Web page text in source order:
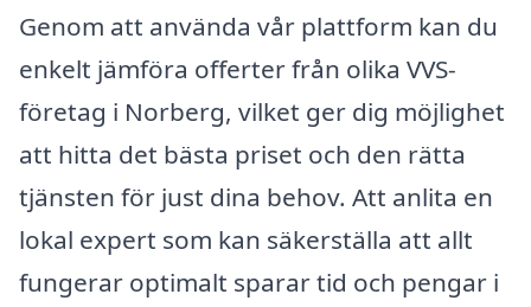
Genom att använda vår plattform kan du
enkelt jämföra offerter från olika VVS-
företag i Norberg, vilket ger dig möjlighet
att hitta det bästa priset och den rätta
tjänsten för just dina behov. Att anlita en
lokal expert som kan säkerställa att allt
fungerar optimalt sparar tid och pengar i